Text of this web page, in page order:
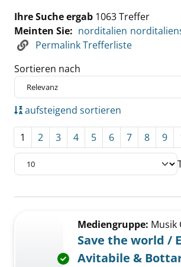
Ihre Suche ergab 1063 Treffer
Meinten Sie: norditalien
Permalink Trefferliste
Sortieren nach
aufsteigend sortieren
1 2 3 4 5 6 7 8 9
Zu den Suchfiltern springen
Exemplar-Details von
Mediengruppe: Musik
Save the world /
Avitabile &